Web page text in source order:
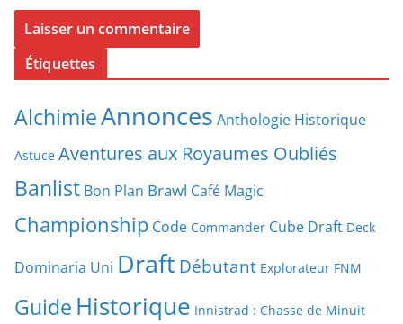
Étiquettes
AlchimieAnnonces Anthologie Historique
Astuce Aventures aux Royaumes Oubliés
Banlist Bon Plan Brawl Café Magic
Championship Code Commander Cube Draft Deck
Dominaria Uni Draft Débutant Explorateur FNM
Guide Historique Innistrad : Chasse de Minuit